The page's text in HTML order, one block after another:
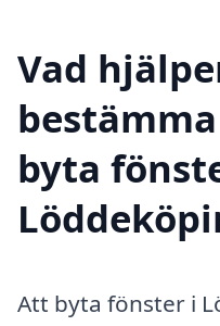
Vad
byta
Att byta fönster i